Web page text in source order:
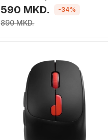
M, средна големина,
микрофибер, црна
590 MKD.
890 MKD.
-34%